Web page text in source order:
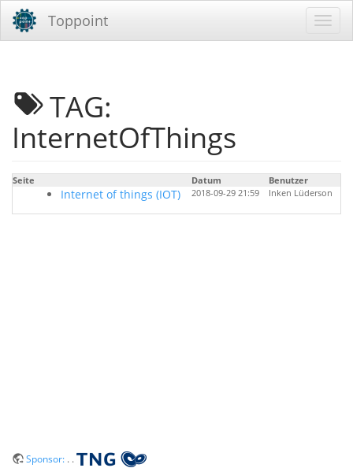
Toppoint
TAG:
InternetOfThings
Seite Datum Benutzer
Internet of things (IOT) 2018-09-29 21:59 Inken Lüderson
Sponsor: . .